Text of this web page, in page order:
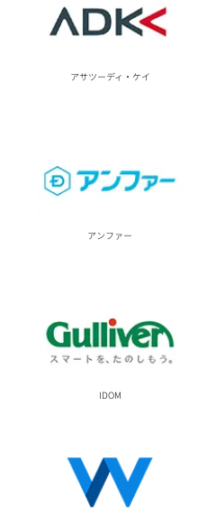
アサツーディ・ケイ
アンファー
IDOM